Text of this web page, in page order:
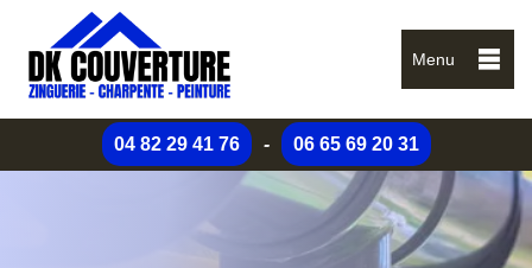
Menu
04 82 29 41 76 - 06 65 69 20 31